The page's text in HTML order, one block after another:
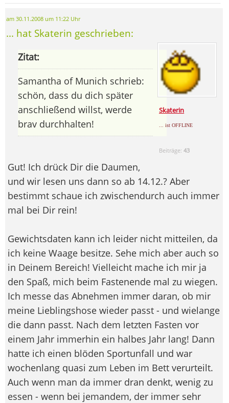
am 30.11.2008 um 11:22 Uhr
... hat Skaterin geschrieben:
Skaterin
... ist OFFLINE
Beiträge:43
Zitat:
Samantha of Munich schrieb:
schön, dass du dich später
anschließend willst, werde
brav durchhalten!
Gut! Ich drück Dir die Daumen,
und wir lesen uns dann so ab 14.12.? Aber
bestimmt schaue ich zwischendurch auch immer
mal bei Dir rein!
Gewichtsdaten kann ich leider nicht mitteilen, da
ich keine Waage besitze. Sehe mich aber auch so
in Deinem Bereich! Vielleicht mache ich mir ja
den Spaß, mich beim Fastenende mal zu wiegen.
Ich messe das Abnehmen immer daran, ob mir
meine Lieblingshose wieder passt - und wielange
die dann passt. Nach dem letzten Fasten vor
einem Jahr immerhin ein halbes Jahr lang! Dann
hatte ich einen blöden Sportunfall und war
wochenlang quasi zum Leben im Bett verurteilt.
Auch wenn man da immer dran denkt, wenig zu
essen - wenn bei jemandem, der immer sehr